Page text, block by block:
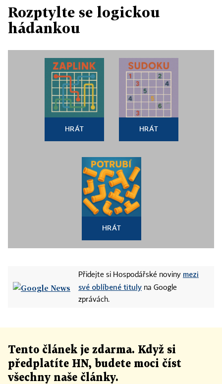
Rozptylte se logickou
hádankou
HRÁT HRÁT
HRÁT
Přidejte si Hospodářské noviny mezi
své oblíbené tituly na Google
zprávách.
Tento článek je zdarma. Když si
předplatíte HN, budete moci číst
všechny naše články.